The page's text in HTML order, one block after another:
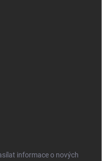
informace o nových